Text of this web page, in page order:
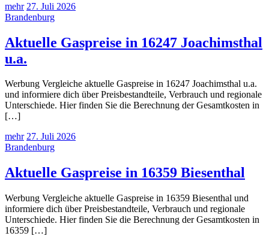
mehr 27. Juli 2026
Brandenburg
Aktuelle Gaspreise in 16247 Joachimsthal
u.a.
Werbung Vergleiche aktuelle Gaspreise in 16247 Joachimsthal u.a.
und informiere dich über Preisbestandteile, Verbrauch und regionale
Unterschiede. Hier finden Sie die Berechnung der Gesamtkosten in
[…]
mehr 27. Juli 2026
Brandenburg
Aktuelle Gaspreise in 16359 Biesenthal
Werbung Vergleiche aktuelle Gaspreise in 16359 Biesenthal und
informiere dich über Preisbestandteile, Verbrauch und regionale
Unterschiede. Hier finden Sie die Berechnung der Gesamtkosten in
16359 […]